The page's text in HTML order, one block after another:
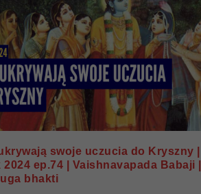
swoje uczucia do Kryszny |
2024 ep.74 | Vaishnavapada Babaji |
bhakti